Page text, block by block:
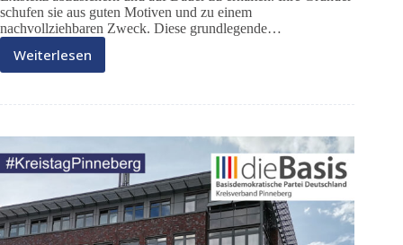
schufen sie aus guten Motiven und zu einem
nachvollziehbaren Zweck. Diese grundlegende…
Weiterlesen
DieBasis